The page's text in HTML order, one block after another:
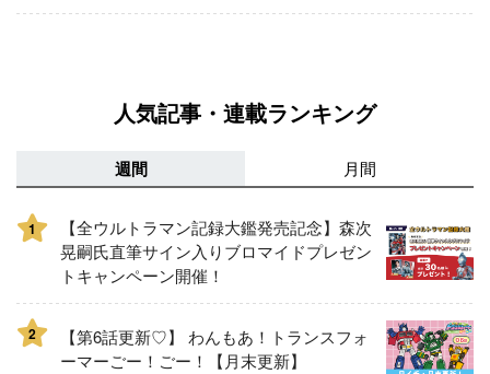
人気記事・連載ランキング
週間 月間
1
【全ウルトラマン記録大鑑発売記念】森次
晃嗣氏直筆サイン入りブロマイドプレゼン
トキャンペーン開催！
2
【第6話更新♡】 わんもあ！トランスフォ
ーマーごー！ごー！【月末更新】